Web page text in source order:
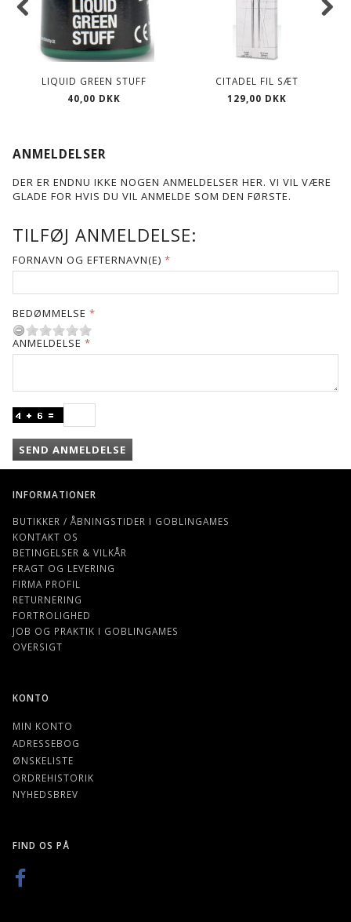
LIQUID GREEN STUFF
40,00 DKK
CITADEL FIL SÆT
129,00 DKK
ANMELDELSER
DER ER ENDNU IKKE NOGEN ANMELDELSER HER. VI VIL VÆRE
GLADE FOR HVIS DU VIL ANMELDE SOM DEN FØRSTE.
TILFØJ ANMELDELSE:
FORNAVN OG EFTERNAVN(E)
BEDØMMELSE
ANMELDELSE
SEND ANMELDELSE
INFORMATIONER
BUTIKKER / ÅBNINGSTIDER I GOBLINGAMES
KONTAKT OS
BETINGELSER & VILKÅR
FRAGT OG LEVERING
FIRMA PROFIL
RETURNERING
FORTROLIGHED
JOB OG PRAKTIK I GOBLINGAMES
OVERSIGT
KONTO
MIN KONTO
ADRESSEBOG
ØNSKELISTE
ORDREHISTORIK
NYHEDSBREV
FIND OS PÅ